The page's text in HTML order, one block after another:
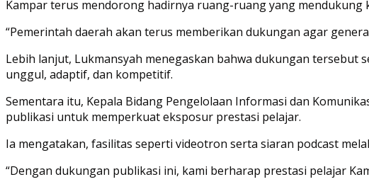
Kampar terus mendorong hadirnya ruang-ruang yang mendukung
“Pemerintah daerah akan terus memberikan dukungan agar
Lebih lanjut, Lukmansyah menegaskan bahwa dukungan tersebut
unggul, adaptif, dan kompetitif.
Sementara itu, Kepala Bidang Pengelolaan Informasi dan
publikasi untuk memperkuat eksposur prestasi pelajar.
Ia mengatakan, fasilitas seperti videotron serta siaran podcast
“Dengan dukungan publikasi ini, kami berharap prestasi pelajar